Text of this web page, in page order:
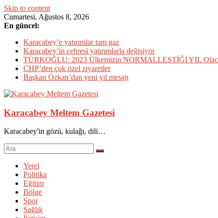
Skip to content
Cumartesi, Ağustos 8, 2026
En güncel:
Karacabey’e yatırımlar tam gaz
Karacabey’in çehresi yatırımlarla değişiyor
TÜRKOĞLU: 2023 Ülkemizin NORMALLEŞTİĞİ YIL
CHP’den çok özel ziyaretler
Başkan Özkan’dan yeni yıl mesajı
Karacabey Meltem Gazetesi
Karacabey'in gözü, kulağı, dili…
Yerel
Politika
Eğitim
Bölge
Spor
Sağlık